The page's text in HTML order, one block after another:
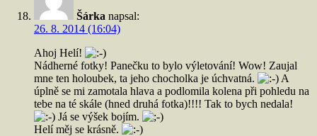
Šárka napsal:
26. 8. 2014 (16:04)
Ahoj Helí!
Nádherné fotky! Panečku to bylo výletování! Wow! Zaujal
mne ten holoubek, ta jeho chocholka je úchvatná.
A
úplně se mi zamotala hlava a podlomila kolena při pohledu na
tebe na té skále (hned druhá fotka)!!!! Tak to bych nedala!
Já se výšek bojím.
Helí měj se krásně.